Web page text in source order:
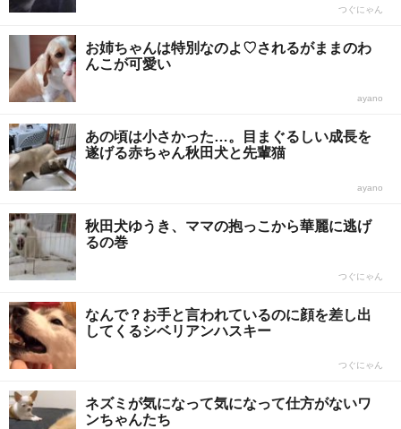
つぐにゃん
お姉ちゃんは特別なのよ♡されるがままのわ
んこが可愛い
ayano
あの頃は小さかった…。目まぐるしい成長を
遂げる赤ちゃん秋田犬と先輩猫
ayano
秋田犬ゆうき、ママの抱っこから華麗に逃げ
るの巻
つぐにゃん
なんで？お手と言われているのに顔を差し出
してくるシベリアンハスキー
つぐにゃん
ネズミが気になって気になって仕方がないワ
ンちゃんたち